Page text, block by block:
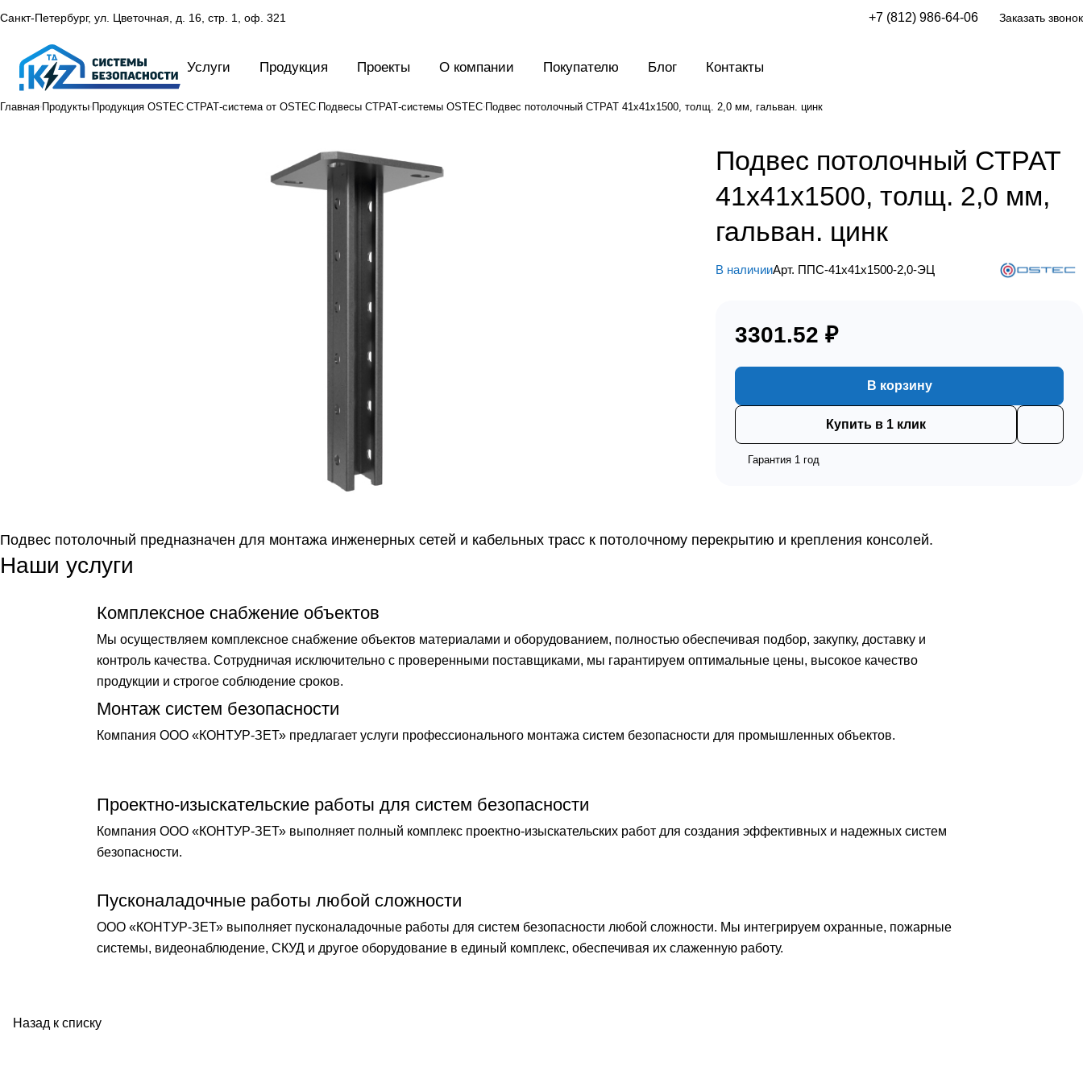
Санкт-Петербург, ул. Цветочная, д. 16, стр. 1, оф. 321 +7 (812) 986-64-06 Заказать звонок
Услуги Продукция Проекты О компании Покупателю Блог Контакты
Главная Продукты Продукция OSTEC СТРАТ-система от OSTEC Подвесы СТРАТ-системы OSTEC Подвес потолочный СТРАТ 41х41х1500, толщ. 2,0 мм, гальван. цинк
Подвес потолочный СТРАТ
41х41х1500, толщ. 2,0 мм,
гальван. цинк
В наличииАрт. ППС-41х41х1500-2,0-ЭЦ
3301.52 ₽
В корзину
Купить в 1 клик
Гарантия 1 год
Подвес потолочный предназначен для монтажа инженерных сетей и кабельных трасс к потолочному перекрытию и крепления консолей.
Наши услуги
Комплексное снабжение объектов
Мы осуществляем комплексное снабжение объектов материалами и оборудованием, полностью обеспечивая подбор, закупку, доставку и
контроль качества. Сотрудничая исключительно с проверенными поставщиками, мы гарантируем оптимальные цены, высокое качество
продукции и строгое соблюдение сроков.
Монтаж систем безопасности
Компания ООО «КОНТУР-ЗЕТ» предлагает услуги профессионального монтажа систем безопасности для промышленных объектов.
Проектно-изыскательские работы для систем безопасности
Компания ООО «КОНТУР-ЗЕТ» выполняет полный комплекс проектно-изыскательских работ для создания эффективных и надежных систем
безопасности.
Пусконаладочные работы любой сложности
ООО «КОНТУР-ЗЕТ» выполняет пусконаладочные работы для систем безопасности любой сложности. Мы интегрируем охранные, пожарные
системы, видеонаблюдение, СКУД и другое оборудование в единый комплекс, обеспечивая их слаженную работу.
Назад к списку